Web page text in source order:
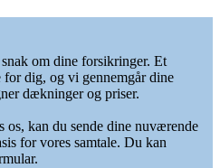
om dine forsikringer. Et
dig, og vi gennemgår dine
dækninger og priser.
os, kan du sende dine nuværende
for vores samtale. Du kan